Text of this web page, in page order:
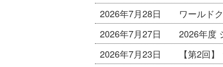
2026年7月28日
ワールド
2026年7月27日
2026年度
2026年7月23日
【第2回